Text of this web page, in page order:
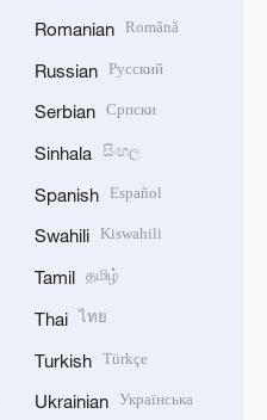
Romanian Română
Russian Русский
Serbian Српски
Sinhala සිංහල
Spanish Español
Swahili Kiswahili
Tamil தமிழ்
Thai ไทย
Turkish Türkçe
Ukrainian Українська